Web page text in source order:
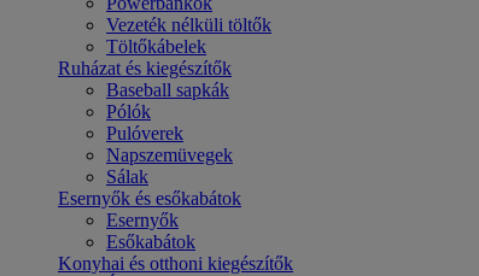
Vezeték nélküli töltők
Töltőkábelek
Ruházat és kiegészítők
Baseball sapkák
Pólók
Pulóverek
Napszemüvegek
Sálak
Esernyők és esőkabátok
Esernyők
Esőkabátok
Konyhai és otthoni kiegészítők